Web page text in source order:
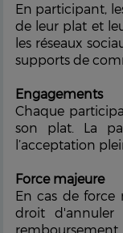
En participant,
de leur plat et
les réseaux
supports de
Engagements
Chaque
son plat. La
l’acceptation
Force majeure
En cas de force
droit